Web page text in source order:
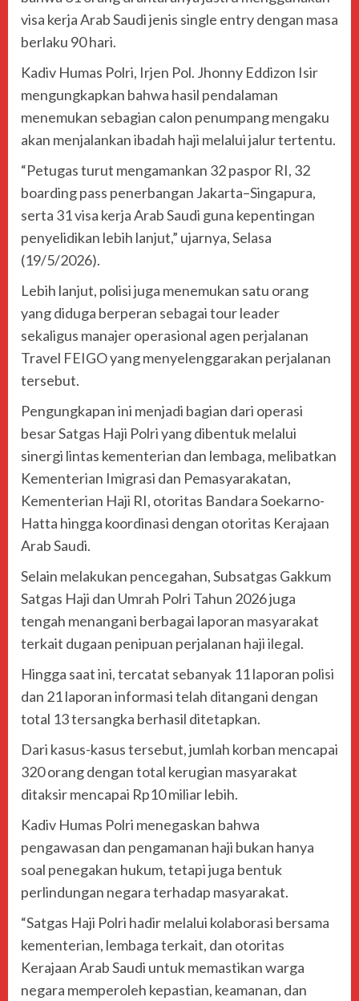
visa kerja Arab Saudi jenis single entry dengan masa
berlaku 90 hari.
Kadiv Humas Polri, Irjen Pol. Jhonny Eddizon Isir
mengungkapkan bahwa hasil pendalaman
menemukan sebagian calon penumpang mengaku
akan menjalankan ibadah haji melalui jalur tertentu.
“Petugas turut mengamankan 32 paspor RI, 32
boarding pass penerbangan Jakarta–Singapura,
serta 31 visa kerja Arab Saudi guna kepentingan
penyelidikan lebih lanjut,” ujarnya, Selasa
(19/5/2026).
Lebih lanjut, polisi juga menemukan satu orang
yang diduga berperan sebagai tour leader
sekaligus manajer operasional agen perjalanan
Travel FEIGO yang menyelenggarakan perjalanan
tersebut.
Pengungkapan ini menjadi bagian dari operasi
besar Satgas Haji Polri yang dibentuk melalui
sinergi lintas kementerian dan lembaga, melibatkan
Kementerian Imigrasi dan Pemasyarakatan,
Kementerian Haji RI, otoritas Bandara Soekarno-
Hatta hingga koordinasi dengan otoritas Kerajaan
Arab Saudi.
Selain melakukan pencegahan, Subsatgas Gakkum
Satgas Haji dan Umrah Polri Tahun 2026 juga
tengah menangani berbagai laporan masyarakat
terkait dugaan penipuan perjalanan haji ilegal.
Hingga saat ini, tercatat sebanyak 11 laporan polisi
dan 21 laporan informasi telah ditangani dengan
total 13 tersangka berhasil ditetapkan.
Dari kasus-kasus tersebut, jumlah korban mencapai
320 orang dengan total kerugian masyarakat
ditaksir mencapai Rp10 miliar lebih.
Kadiv Humas Polri menegaskan bahwa
pengawasan dan pengamanan haji bukan hanya
soal penegakan hukum, tetapi juga bentuk
perlindungan negara terhadap masyarakat.
“Satgas Haji Polri hadir melalui kolaborasi bersama
kementerian, lembaga terkait, dan otoritas
Kerajaan Arab Saudi untuk memastikan warga
negara memperoleh kepastian, keamanan, dan